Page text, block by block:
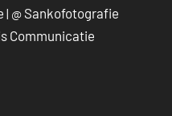
| @ Sankofotografie
Communicatie